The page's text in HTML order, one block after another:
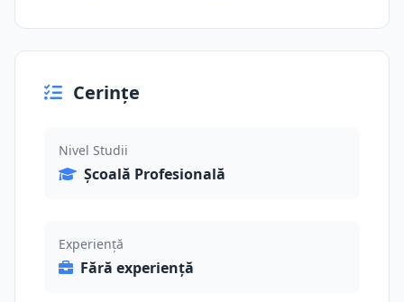
Cerințe
Nivel Studii
Școală Profesională
Experiență
Fără experiență